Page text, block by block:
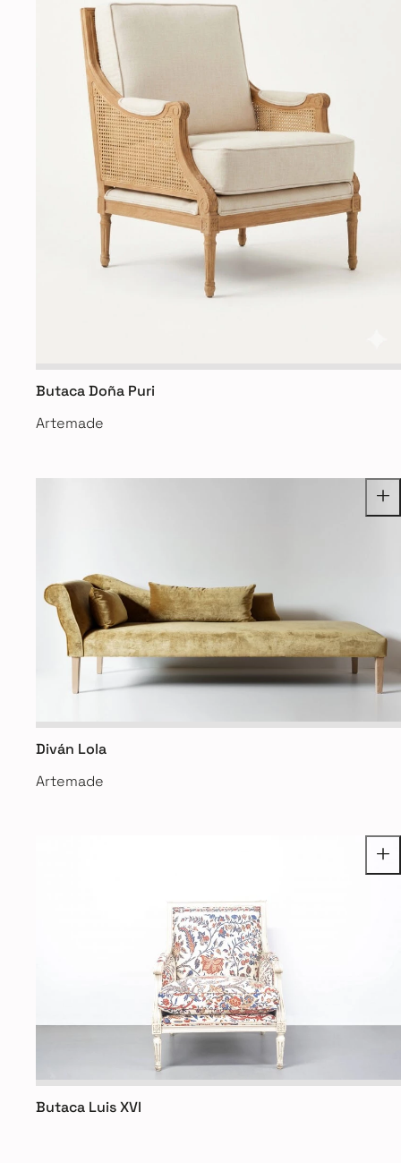
Butaca Doña Puri
Artemade
Diván Lola
Artemade
Butaca Luis XVI